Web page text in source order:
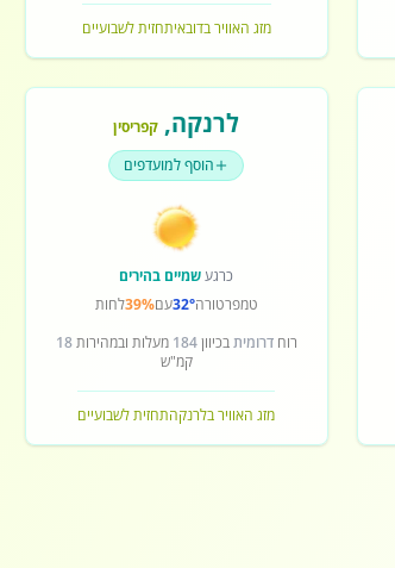
מזג האוויר בדובאיתחזית לשבועיים
לרנקה, קפריסין
הוסף למועדפים
כרגעשמיים בהירים
טמפרטורה32°עם39%לחות
רוחדרומיתבכיוון184 מעלות ובמהירות18
קמ"ש
מזג האוויר בלרנקהתחזית לשבועיים